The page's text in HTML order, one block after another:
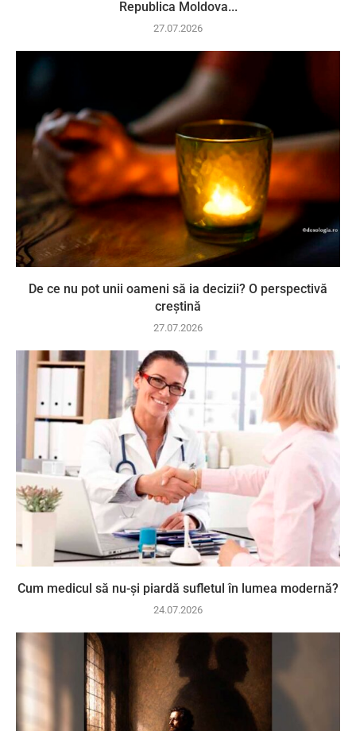
Republica Moldova...
27.07.2026
De ce nu pot unii oameni să ia decizii? O perspectivă
creștină
27.07.2026
Cum medicul să nu-și piardă sufletul în lumea modernă?
24.07.2026